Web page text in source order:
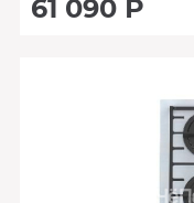
61 090 Р